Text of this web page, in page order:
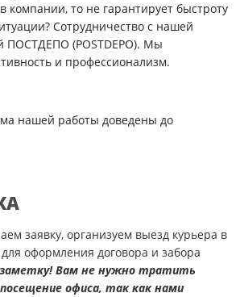
компании, то не гарантирует быстроту
Сотрудничество с нашей
ПОСТДЕПО (POSTDEPO). Мы
и профессионализм.
нашей работы доведены до
заявку, организуем выезд курьера в
оформления договора и забора
Вам не нужно тратить
офиса, так как нами